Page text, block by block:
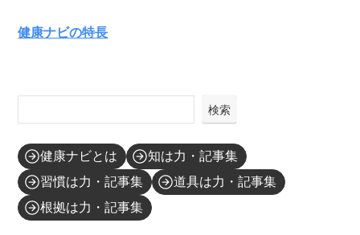
健康ナビの特長
検索
健康ナビとは
知は力・記事集
習慣は力・記事集
道具は力・記事集
根拠は力・記事集